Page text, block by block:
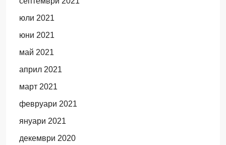
юли 2021
юни 2021
май 2021
април 2021
март 2021
февруари 2021
януари 2021
декември 2020